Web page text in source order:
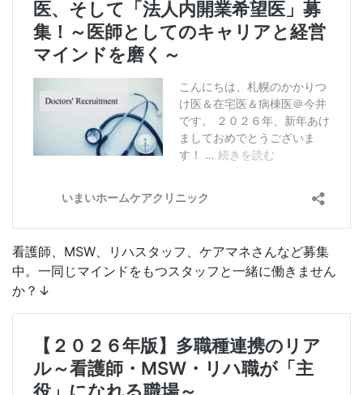
看護師、MSW、リハスタッフ、ケアマネさんなど募集
中。一同じマインドをもつスタッフと一緒に働きません
か？↓